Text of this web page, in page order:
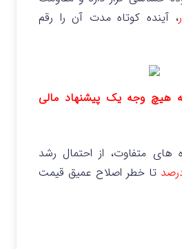
، آینده کوتاه مدت آن را رقم
هیچ وجه یک پیشنهاد مالی
های متفاوت، از احتمال رشد
تا خطر اصلاح عمیق قیمت